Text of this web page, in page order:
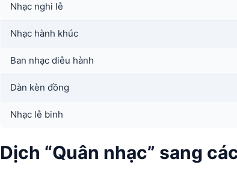
Nhạc nghi lễ
Nhạc hành khúc
Ban nhạc diễu hành
Dàn kèn đồng
Nhạc lễ binh
Dịch “Quân nhạc” sang